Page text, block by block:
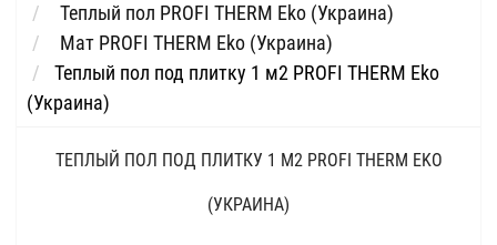
Теплый пол PROFI THERM Eko (Украина)
Мат PROFI THERM Eko (Украина)
Теплый пол под плитку 1 м2 PROFI THERM Eko
(Украина)
ТЕПЛЫЙ ПОЛ ПОД ПЛИТКУ 1 М2 PROFI THERM EKO
(УКРАИНА)